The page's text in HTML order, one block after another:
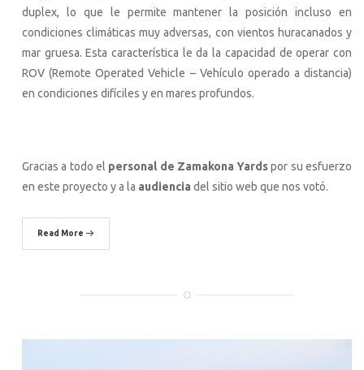
duplex, lo que le permite mantener la posición incluso en
condiciones climáticas muy adversas, con vientos huracanados y
mar gruesa. Esta característica le da la capacidad de operar con
ROV (Remote Operated Vehicle – Vehículo operado a distancia)
en condiciones difíciles y en mares profundos.
Gracias a todo el personal de Zamakona Yardspor su esfuerzo
en este proyecto y a la audiencia del sitio web que nos votó.
Read More